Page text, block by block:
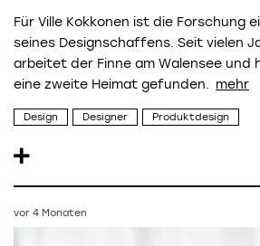
Für Ville Kokkonen ist die Forschung
seines Designschaffens. Seit vielen
arbeitet der Finne am Walensee und
eine zweite Heimat gefunden.
Design Designer Produktdesign
vor 4 Monaten